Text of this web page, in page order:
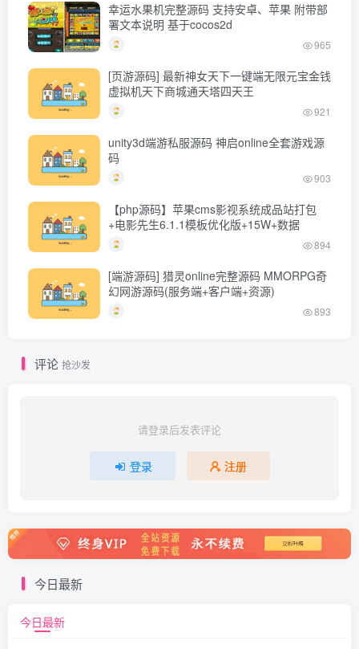
幸运水果机完整源码 支持安卓、苹果 附带部
署文本说明 基于cocos2d
965
[页游源码] 最新神女天下一键端无限元宝金钱
虚拟机天下商城通天塔四天王
921
unity3d端游私服源码 神启online全套游戏源
码
903
【php源码】苹果cms影视系统成品站打包
+电影先生6.1.1模板优化版+15W+数据
894
[端游源码] 猎灵online完整源码 MMORPG奇
幻网游源码(服务端+客户端+资源)
893
评论 抢沙发
请登录后发表评论
登录 注册
今日最新
今日最新